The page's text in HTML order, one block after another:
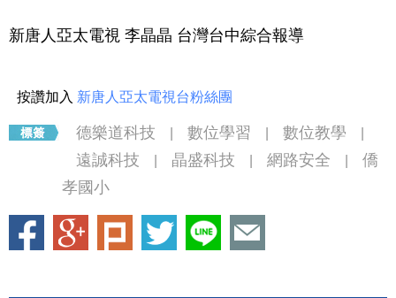
新唐人亞太電視 李晶晶 台灣台中綜合報導
按讚加入 新唐人亞太電視台粉絲團
德樂道科技 數位學習 數位教學
遠誠科技 晶盛科技 網路安全
僑
孝國小